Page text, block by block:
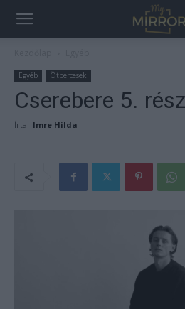
Egyéb Ötpercesek
Cserebere 5. rész
Írta: Imre Hilda -